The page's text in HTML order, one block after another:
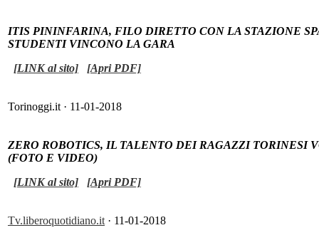
ITIS PININFARINA, FILO DIRETTO CON LA STAZIONE
STUDENTI VINCONO LA GARA
[LINK al sito]
[Apri PDF]
Torinoggi.it · 11-01-2018
ZERO ROBOTICS, IL TALENTO DEI RAGAZZI TORINESI
(FOTO E VIDEO)
[LINK al sito]
[Apri PDF]
Tv.liberoquotidiano.it · 11-01-2018